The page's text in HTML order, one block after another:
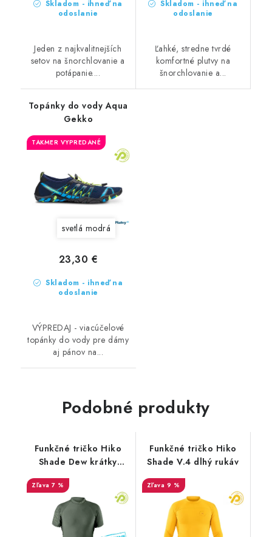
Skladom - ihneď na
odoslanie
Jeden z najkvalitnejších
setov na šnorchlovanie a
potápanie....
Skladom - ihneď na
odoslanie
Ľahké, stredne tvrdé
komfortné plutvy na
šnorchlovanie a...
Topánky do vody Aqua
Gekko
TAKMER VYPREDANÉ
svetlá modrá
Skladom - ihneď na
odoslanie
23,30 €
VÝPREDAJ - viacúčelové
topánky do vody pre dámy
aj pánov na...
Podobné produkty
Funkčné tričko Hiko
Shade Dew krátky
rukáv
7 %
Funkčné tričko Hiko
Shade V.4 dlhý rukáv
9 %